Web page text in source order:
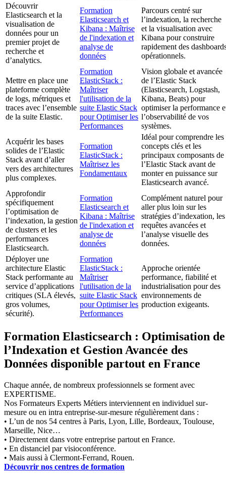
Découvrir
Elasticsearch et la
visualisation de
données pour un
premier projet de
recherche et
d’analytics.
Formation
Elasticsearch et
Kibana : Maîtrise
de l'indexation et
analyse de
données
Parcours centré sur
l’indexation, la recherche
et la visualisation avec
Kibana pour construire
rapidement des
opérationnels.
Mettre en place une
plateforme complète
de logs, métriques et
traces avec l’ensemble
de la suite Elastic.
Formation
ElasticStack :
Maîtriser
l'utilisation de la
suite Elastic Stack
pour Optimiser les
Performances
Vision globale et avancée
de l’Elastic Stack
(Elasticsearch, Logstash,
Kibana, Beats) pour
optimiser la performance
l’observabilité de vos
systèmes.
Acquérir les bases
solides de l’Elastic
Stack avant d’aller
vers des architectures
plus complexes.
Formation
ElasticStack :
Maîtrisez les
Fondamentaux
Idéal pour comprendre les
concepts clés et les
principaux composants de
l’Elastic Stack avant de
monter en puissance sur
Elasticsearch avancé.
Approfondir
spécifiquement
l’optimisation de
l’indexation, la gestion
de clusters et les
performances
Elasticsearch.
Formation
Elasticsearch et
Kibana : Maîtrise
de l'indexation et
analyse de
données
Complément naturel pour
aller plus loin sur les
stratégies d’indexation, les
requêtes avancées et
l’analyse visuelle des
données.
Déployer une
architecture Elastic
Stack performante au
service d’applications
critiques (SLA élevés,
gros volumes,
sécurité).
Formation
ElasticStack :
Maîtriser
l'utilisation de la
suite Elastic Stack
pour Optimiser les
Performances
Approche orientée
performance, fiabilité et
industrialisation pour des
environnements de
production exigeants.
Formation Elasticsearch : Optimisation de
l’Indexation et Gestion Avancée des
Données disponible partout en France
Chaque année, de nombreux professionnels se forment avec
EXPERTISME.
Nos Formateurs Experts Métiers interviennent en individuel sur-
mesure ou en intra entreprise-sur-mesure régulièrement dans :
• L’un de nos 54 centres à Paris, Lyon, Lille, Bordeaux, Toulouse,
Marseille, Nice…
• Directement dans votre entreprise partout en France.
• En distanciel par visioconférence.
• Mais aussi à Clermont-Ferrand, Rouen.
Découvrir nos centres de formation